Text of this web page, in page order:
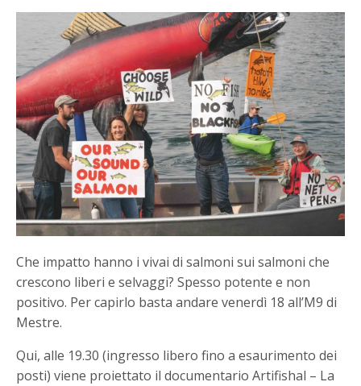
Che impatto hanno i vivai di salmoni sui salmoni che
crescono liberi e selvaggi? Spesso potente e non
positivo. Per capirlo basta andare venerdì 18 all’M9 di
Mestre.
Qui, alle 19.30 (ingresso libero fino a esaurimento dei
posti) viene proiettato il documentario Artifishal – La